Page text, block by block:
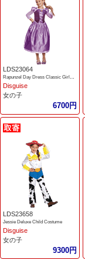
LDS23064
Rapunzel Day Dress Classic Girls Costume
Disguise
女の子
6700円
LDS23658
Jessie Deluxe Child Costume
Disguise
女の子
9300円